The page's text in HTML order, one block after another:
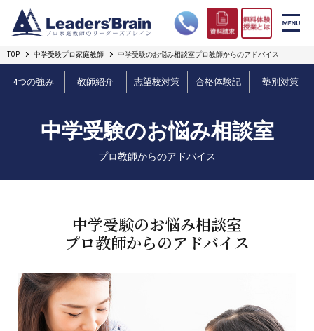
リーダーズブレインの強み
プロ教師紹介
無料体験授業とは
短期フリープラン
プロ家庭教師の英検®対策
TOP 中学受験プロ家庭教師 中学受験のお悩み相談室プロ教師からのアドバイス
4つの強み 教師紹介 志望校対策 合格体験記 塾別対策
中学受験のお悩み相談室
プロ教師からのアドバイス
中学受験のお悩み相談室
プロ教師からのアドバイス